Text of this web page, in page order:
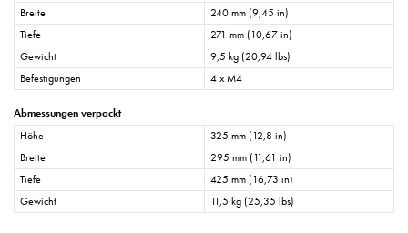
Breite
240 mm (9,45 in)
Tiefe
271 mm (10,67 in)
Gewicht
9,5 kg (20,94 lbs)
Befestigungen
4 x M4
Abmessungen verpackt
Höhe
325 mm (12,8 in)
Breite
295 mm (11,61 in)
Tiefe
425 mm (16,73 in)
Gewicht
11,5 kg (25,35 lbs)